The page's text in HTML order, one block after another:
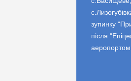
зупинку
після
аеропортом.